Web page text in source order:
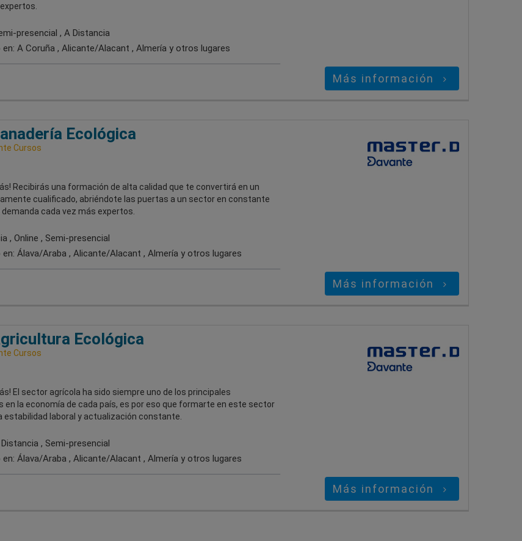
presencial , A Distancia
A Coruña , Alicante/Alacant , Almería y otros lugares
Más información
Ecológica
Cursos
Recibirás una formación de alta calidad que te convertirá en un
cualificado, abriéndote las puertas a un sector en constante
cada vez más expertos.
, Online , Semi-presencial
Álava/Araba , Alicante/Alacant , Almería y otros lugares
Más información
Ecológica
Cursos
El sector agrícola ha sido siempre uno de los principales
en la economía de cada país, es por eso que formarte en este sector
estabilidad laboral y actualización constante.
Distancia , Semi-presencial
Álava/Araba , Alicante/Alacant , Almería y otros lugares
Más información